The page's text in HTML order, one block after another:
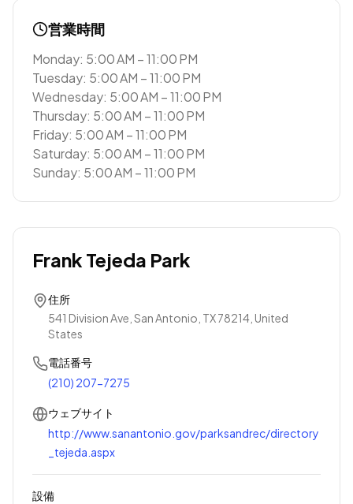
営業時間
Monday: 5:00 AM – 11:00 PM
Tuesday: 5:00 AM – 11:00 PM
Wednesday: 5:00 AM – 11:00 PM
Thursday: 5:00 AM – 11:00 PM
Friday: 5:00 AM – 11:00 PM
Saturday: 5:00 AM – 11:00 PM
Sunday: 5:00 AM – 11:00 PM
Frank Tejeda Park
住所
541 Division Ave, San Antonio, TX 78214, United
States
電話番号
(210) 207-7275
ウェブサイト
http://www.sanantonio.gov/parksandrec/directory
_tejeda.aspx
設備